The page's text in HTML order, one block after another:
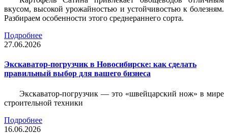
вкусом, высокой урожайностью и устойчивостью к болезням.
Разбираем особенности этого среднераннего сорта.
Подробнее
27.06.2026
Экскаватор-погрузчик в Новосибирске: как сделать
правильный выбор для вашего бизнеса
Экскаватор-погрузчик — это «швейцарский нож» в мире
строительной техники
Подробнее
16.06.2026